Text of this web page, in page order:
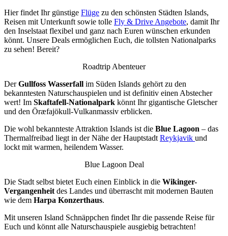
Hier findet Ihr günstige Flüge zu den schönsten Städten Islands,
Reisen mit Unterkunft sowie tolle Fly & Drive Angebote, damit Ihr
den Inselstaat flexibel und ganz nach Euren wünschen erkunden
könnt. Unsere Deals ermöglichen Euch, die tollsten Nationalparks
zu sehen! Bereit?
Roadtrip Abenteuer
DerGullfoss Wasserfall im Süden Islands gehört zu den
bekanntesten Naturschauspielen und ist definitiv einen Abstecher
wert! Im Skaftafell-Nationalpark könnt Ihr gigantische Gletscher
und den Öræfajökull-Vulkanmassiv erblicken.
Die wohl bekannteste Attraktion Islands ist die Blue Lagoon – das
Thermalfreibad liegt in der Nähe der Hauptstadt Reykjavik und
lockt mit warmen, heilendem Wasser.
Blue Lagoon Deal
Die Stadt selbst bietet Euch einen Einblick in die Wikinger-
Vergangenheit des Landes und überrascht mit modernen Bauten
wie dem Harpa Konzerthaus.
Mit unseren Island Schnäppchen findet Ihr die passende Reise für
Euch und könnt alle Naturschauspiele ausgiebig betrachten!